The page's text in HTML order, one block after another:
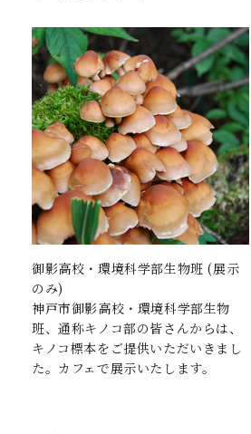
御影高校・環境科学部生物班 (展示
のみ)
神戸市御影高校・環境科学部生物
班、通称キノコ部の皆さんからは、
キノコ標本をご提供いただいきまし
た。カフェで展示いたします。